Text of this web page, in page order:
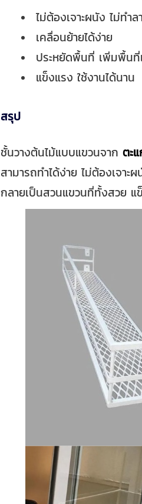
ไม่ต้องเจาะผนัง ไม่ทำ
เคลื่อนย้ายได้ง่าย
ประหยัดพื้นที่ เพิ่มพื้น
แข็งแรง ใช้งานได้นาน
สรุป
ชั้นวางต้นไม้แบบแขวนจาก ตะ
สามารถทำได้ง่าย ไม่ต้องเจ
กลายเป็นสวนแขวนที่ทั้งสวย แ